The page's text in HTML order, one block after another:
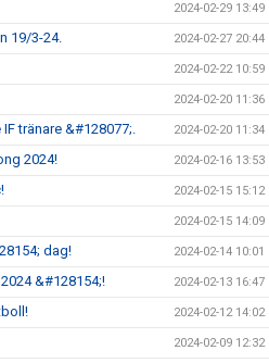
2024-02-29 13:49
19/3-24. 2024-02-27 20:44
2024-02-22 10:59
2024-02-20 11:36
tränare &#128077;. 2024-02-20 11:34
2024! 2024-02-16 13:53
2024-02-15 15:12
2024-02-15 14:09
dag! 2024-02-14 10:01
&#128154;! 2024-02-13 16:47
2024-02-12 14:02
2024-02-09 12:32